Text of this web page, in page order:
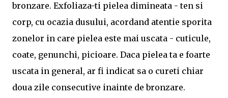
bronzare. Exfoliaza-ti pielea dimineata - ten si
corp, cu ocazia dusului, acordand atentie sporita
zonelor in care pielea este mai uscata - cuticule,
coate, genunchi, picioare. Daca pielea ta e foarte
uscata in general, ar fi indicat sa o cureti chiar
doua zile consecutive inainte de bronzare.